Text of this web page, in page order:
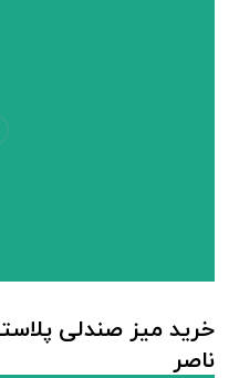
خرید میز صندلی
ناصر